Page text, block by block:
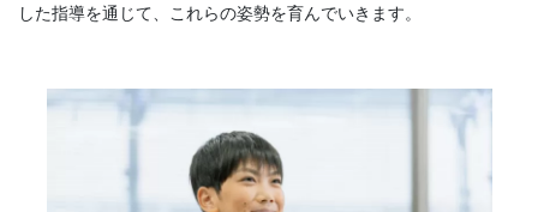
した指導を通じて、これらの姿勢を育んでいきます。